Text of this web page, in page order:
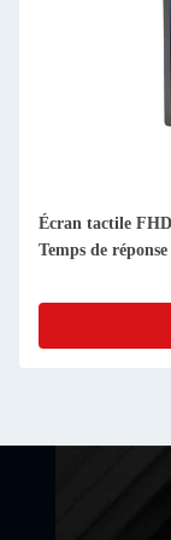
Écran tactile
Temps de